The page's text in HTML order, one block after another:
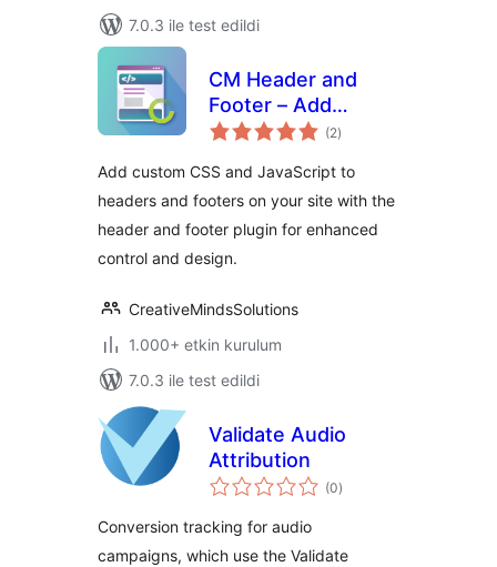
7.0.3 ile test edildi
CM Header and
Footer – Add
custom scripts and
header and footer
with ease
(2toplam
puan
)
Add custom CSS and JavaScript to
headers and footers on your site with the
header and footer plugin for enhanced
control and design.
CreativeMindsSolutions
1.000+ etkin kurulum
7.0.3 ile test edildi
Validate Audio
Attribution
(0toplam
puan
)
Conversion tracking for audio
campaigns, which use the Validate